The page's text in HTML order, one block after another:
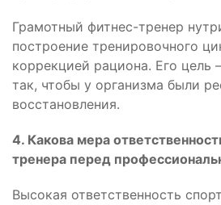
Грамотный фитнес-тренер
построение тренировочного
коррекцией рациона. Его цель
так, чтобы у организма были
восстановления.
4. Какова мера
тренера перед
Высокая ответственность